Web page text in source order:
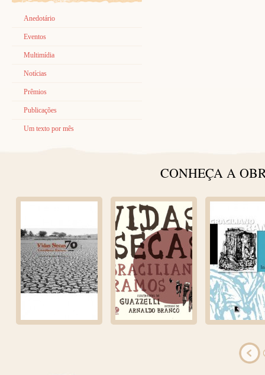
Anedotário
Eventos
Multimídia
Notícias
Prêmios
Publicações
Um texto por mês
CONHEÇA A